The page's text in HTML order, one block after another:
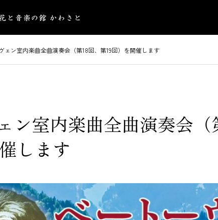
ェン室内楽曲全曲演奏会（第18回、第19回）を開催します
ン室内楽曲全曲演奏会
します